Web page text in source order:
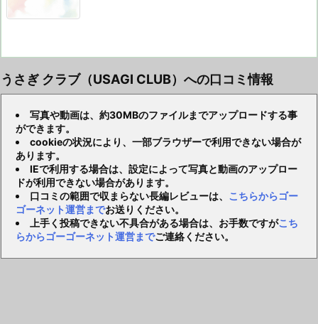
うさぎ クラブ（USAGI CLUB）への口コミ情報
写真や動画は、約30MBのファイルまでアップロードする事
ができます。
cookieの状況により、一部ブラウザーで利用できない場合が
あります。
IEで利用する場合は、設定によって写真と動画のアップロー
ドが利用できない場合があります。
口コミの範囲で収まらない長編レビューは、 こちらからゴー
ゴーネット運営までお送りください。
上手く投稿できない不具合がある場合は、お手数ですがこち
らからゴーゴーネット運営までご連絡ください。